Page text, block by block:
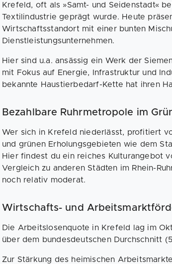
Krefeld, oft als »Samt- und Seidenstadt«
Textilindustrie geprägt wurde. Heute
Wirtschaftsstandort mit einer bunten
Dienstleistungsunternehmen.
Hier sind u.a. ansässig ein Werk der
mit Fokus auf Energie, Infrastruktur und
bekannte Haustierbedarf-Kette hat ihren
Bezahlbare Ruhrmetropole im
Wer sich in Krefeld niederlässt, profitiert
und grünen Erholungsgebieten wie dem
Hier findest du ein reiches Kulturangebot
Vergleich zu anderen Städten im Rhein-
noch relativ moderat.
Wirtschafts- und
Die Arbeitslosenquote in Krefeld lag im
über dem bundesdeutschen Durchschnitt
Zur Stärkung des heimischen